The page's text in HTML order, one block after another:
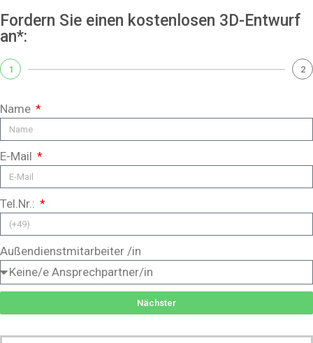
Fordern Sie einen kostenlosen 3D-Entwurf
an*:
1 2
Name
E-Mail
Tel.Nr.:
Außendienstmitarbeiter /in
Nächster